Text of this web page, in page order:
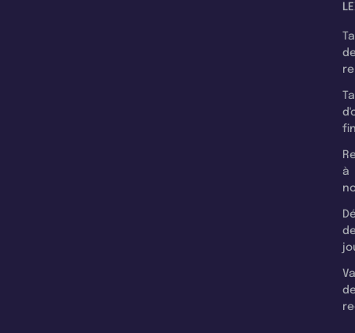
à